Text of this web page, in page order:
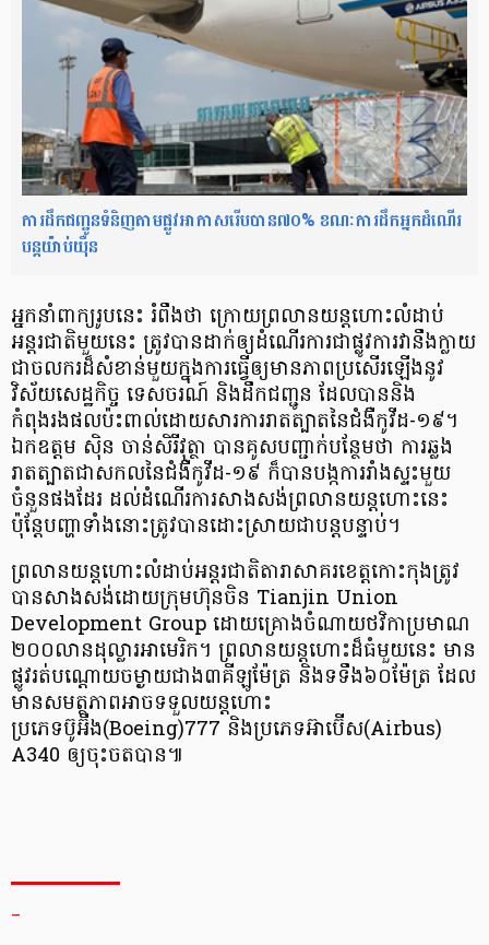
ការដឹកជញ្ជូនទំនិញតាមផ្លូវអាកាសរើបបាន៧០% ខណៈការដឹកអ្នកដំណើរ
បន្តយ៉ាប់យ៉ឺន
អ្នកនាំពាក្យរូបនេះ រំពឹងថា ក្រោយព្រលានយន្តហោះលំដាប់
អន្តរជាតិមួយនេះ ត្រូវបានដាក់ឲ្យដំណើរការជាផ្លូវការវានឹងក្លាយ
ជាចលករដ៏សំខាន់មួយក្នុងការធ្វើឲ្យមានភាពប្រសើរឡើងនូវ
វិស័យសេដ្ឋកិច្ច ទេសចរណ៍ និងដឹកជញ្ជូន ដែលបាននិង
កំពុងរងផលប៉ះពាល់ដោយសារការរាតត្បាតនៃជំងឺកូវីដ-១៩។
ឯកឧត្តម ស៊ិន ចាន់សិរីវុត្ថា បានគូសបញ្ជាក់បន្ថែមថា ការឆ្លង
រាតត្បាតជាសកលនៃជំងឺកូវីដ-១៩ ក៏បានបង្កការរាំងស្ទះមួយ
ចំនួនផងដែរ ដល់ដំណើរការសាងសង់ព្រលានយន្តហោះនេះ
ប៉ុន្ដែបញ្ហាទាំងនោះត្រូវបានដោះស្រាយជាបន្តបន្ទាប់។
ព្រលានយន្តហោះលំដាប់អន្តរជាតិតារាសាគរខេត្តកោះកុងត្រូវ
បានសាងសង់ដោយក្រុមហ៊ុនចិន Tianjin Union
Development Group ដោយគ្រោងចំណាយថវិកាប្រមាណ
២០០លានដុល្លារអាមេរិក។ ព្រលានយន្តហោះដ៏ធំមួយនេះ មាន
ផ្លូវរត់បណ្តោយចម្ងាយជាង៣គីឡូម៉ែត្រ និងទទឹង៦០ម៉ែត្រ ដែល
មានសមត្ថភាពអាចទទួលយន្តហោះ
ប្រភេទប៊ូអ៊ីង(Boeing)777 និងប្រភេទអ៊ាប៊ើស(Airbus)
A340 ឲ្យចុះចតបាន៕
_